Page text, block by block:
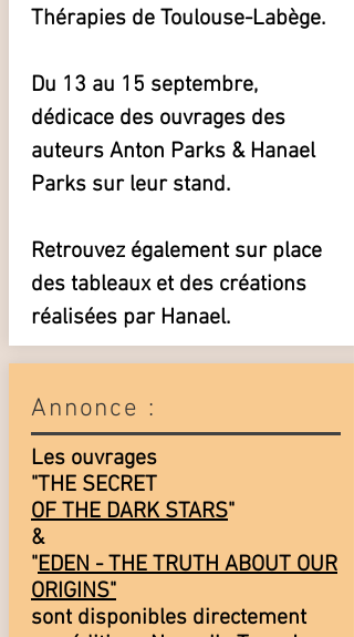
Thérapies de Toulouse-Labège.
Du 13 au 15 septembre,
dédicace des ouvrages des
auteurs Anton Parks & Hanael
Parks sur leur stand.
Retrouvez également sur place
des tableaux et des créations
réalisées par Hanael.
Annonce :
Les ouvrages
"THE SECRET
OF THE DARK STARS"
&
"EDEN - THE TRUTH ABOUT OUR
ORIGINS"
sont disponibles directement